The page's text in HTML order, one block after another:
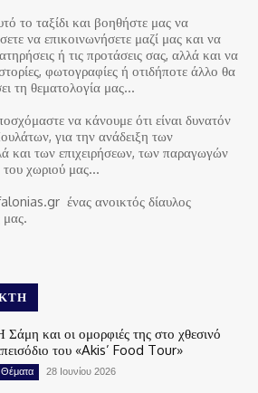
το ταξίδι και βοηθήστε μας να
να επικοινωνήσετε μαζί μας και να
ή τις προτάσεις σας, αλλά και να
φωτογραφίες ή οτιδήποτε άλλο θα
τη θεματολογία μας…
να κάνουμε ότι είναι δυνατόν
για την ανάδειξη των
και των επιχειρήσεων, των παραγωγών
του χωριού μας…
ένας ανοικτός δίαυλος
μας.
Σάμη και οι ομορφιές της στο χθεσινό
του «Akis’ Food Tour»
Θέματα 28 Ιουνίου 2026